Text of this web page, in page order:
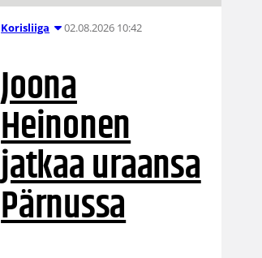
Korisliiga 02.08.2026 10:42
Joona
Heinonen
jatkaa uraansa
Pärnussa